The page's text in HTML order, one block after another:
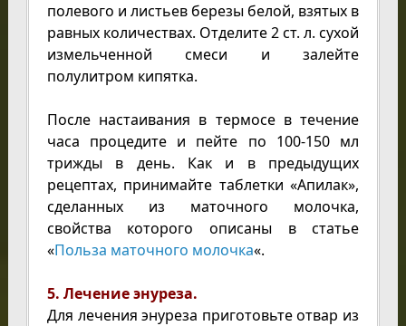
полевого и листьев березы белой, взятых в
равных количествах. Отделите 2 ст. л. сухой
измельченной смеси и залейте
полулитром кипятка.
После настаивания в термосе в течение
часа процедите и пейте по 100-150 мл
трижды в день. Как и в предыдущих
рецептах, принимайте таблетки «Апилак»,
сделанных из маточного молочка,
свойства которого описаны в статье
«Польза маточного молочка«.
5. Лечение энуреза.
Для лечения энуреза приготовьте отвар из